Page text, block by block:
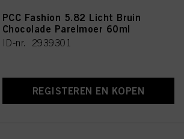
PCC Fashion 5.82 Licht Bruin
Chocolade Parelmoer 60ml
ID-nr. 2939301
REGISTEREN EN KOPEN